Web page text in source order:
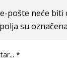
pošte neće biti
su